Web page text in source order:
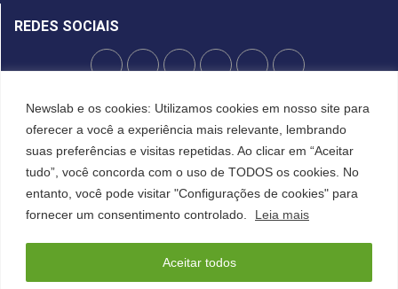
Newslab e os cookies: Utilizamos cookies em nosso site para
oferecer a você a experiência mais relevante, lembrando
suas preferências e visitas repetidas. Ao clicar em “Aceitar
tudo”, você concorda com o uso de TODOS os cookies. No
entanto, você pode visitar "Configurações de cookies" para
fornecer um consentimento controlado.
Leia mais
Aceitar todos
REDES SOCIAIS
POLÍTICA DE PRIVACIDADE
Cookies
©2022 All Right Reserved. Designed and Developed by FCDesign